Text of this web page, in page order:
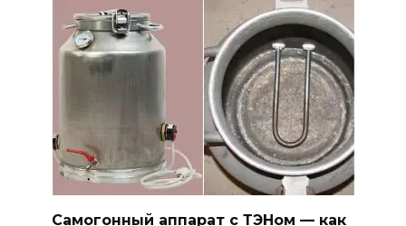
Самогонный аппарат с ТЭНом — как